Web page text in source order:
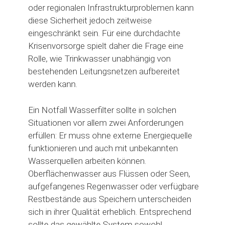
oder regionalen Infrastrukturproblemen kann
diese Sicherheit jedoch zeitweise
eingeschränkt sein. Für eine durchdachte
Krisenvorsorge spielt daher die Frage eine
Rolle, wie Trinkwasser unabhängig von
bestehenden Leitungsnetzen aufbereitet
werden kann.
Ein Notfall Wasserfilter sollte in solchen
Situationen vor allem zwei Anforderungen
erfüllen: Er muss ohne externe Energiequelle
funktionieren und auch mit unbekannten
Wasserquellen arbeiten können.
Oberflächenwasser aus Flüssen oder Seen,
aufgefangenes Regenwasser oder verfügbare
Restbestände aus Speichern unterscheiden
sich in ihrer Qualität erheblich. Entsprechend